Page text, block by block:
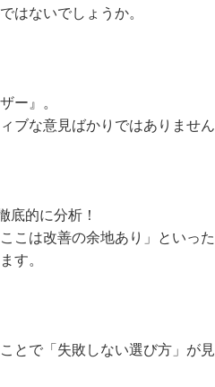
はないでしょうか。
ー』。
ブな意見ばかりではありません
底的に分析！
こは改善の余地あり」といった
す。
とで「失敗しない選び方」が見